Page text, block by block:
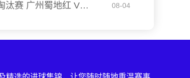
08月03日 佛山西甲足球联赛32强淘汰赛 广州蜀地红 VS 广州戴拿模 全场录像 08-04